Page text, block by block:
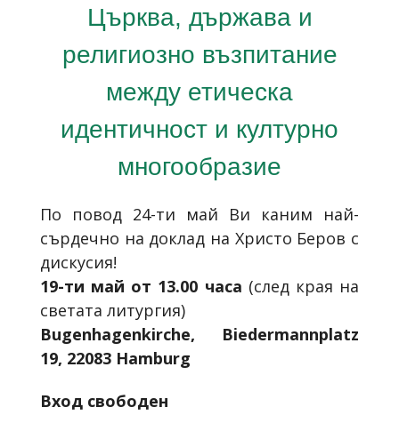
Църква, държава и
религиозно възпитание
между етическа
идентичност и културно
многообразие
По повод 24-ти май Ви каним най-
сърдечно на доклад на Христо Беров с
дискусия!
19-ти май от 13.00 часа (след края на
светата литургия)
Bugenhagenkirche, Biedermannplatz
19, 22083 Hamburg
Вход свободен